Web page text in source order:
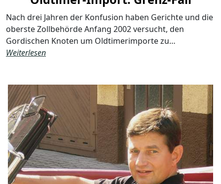
Nach drei Jahren der Konfusion haben Gerichte und die
oberste Zollbehörde Anfang 2002 versucht, den
Gordischen Knoten um Oldtimerimporte zu…
Weiterlesen